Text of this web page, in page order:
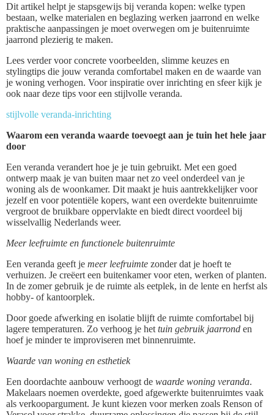
Dit artikel helpt je stapsgewijs bij veranda kopen: welke typen
bestaan, welke materialen en beglazing werken jaarrond en welke
praktische aanpassingen je moet overwegen om je buitenruimte
jaarrond plezierig te maken.
Lees verder voor concrete voorbeelden, slimme keuzes en
stylingtips die jouw veranda comfortabel maken en de waarde van
je woning verhogen. Voor inspiratie over inrichting en sfeer kijk je
ook naar deze tips voor een stijlvolle veranda.
stijlvolle veranda-inrichting
Waarom een veranda waarde toevoegt aan je tuin het hele jaar
door
Een veranda verandert hoe je je tuin gebruikt. Met een goed
ontwerp maak je van buiten maar net zo veel onderdeel van je
woning als de woonkamer. Dit maakt je huis aantrekkelijker voor
jezelf en voor potentiële kopers, want een overdekte buitenruimte
vergroot de bruikbare oppervlakte en biedt direct voordeel bij
wisselvallig Nederlands weer.
Meer leefruimte en functionele buitenruimte
Een veranda geeft je meer leefruimte zonder dat je hoeft te
verhuizen. Je creëert een buitenkamer voor eten, werken of planten.
In de zomer gebruik je de ruimte als eetplek, in de lente en herfst als
hobby- of kantoorplek.
Door goede afwerking en isolatie blijft de ruimte comfortabel bij
lagere temperaturen. Zo verhoog je het tuin gebruik jaarrond en
hoef je minder te improviseren met binnenruimte.
Waarde van woning en esthetiek
Een doordachte aanbouw verhoogt de waarde woning veranda.
Makelaars noemen overdekte, goed afgewerkte buitenruimtes vaak
als verkoopargument. Je kunt kiezen voor merken zoals Renson of